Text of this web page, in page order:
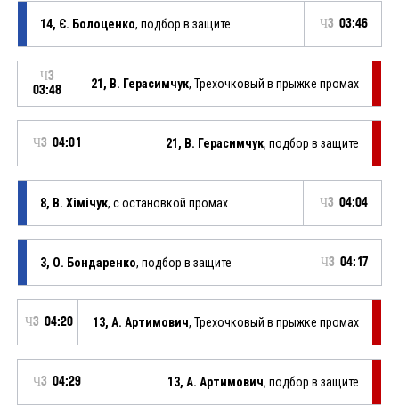
14, Є. Болоценко, подбор в защите Ч3 03:46
Ч3
03:48
21, В. Герасимчук, Трехочковый в прыжке промах
Ч3 04:01 21, В. Герасимчук, подбор в защите
8, В. Хімічук, с остановкой промах Ч3 04:04
3, О. Бондаренко, подбор в защите Ч3 04:17
Ч3 04:20 13, А. Артимович, Трехочковый в прыжке промах
Ч3 04:29 13, А. Артимович, подбор в защите